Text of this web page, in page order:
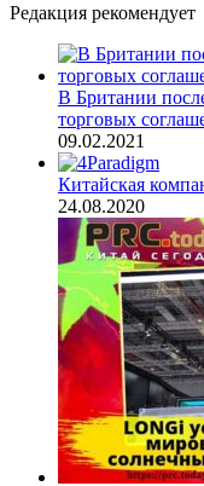
Редакция рекомендует
В Британии
торговых
09.02.2021
Китайская
24.08.2020